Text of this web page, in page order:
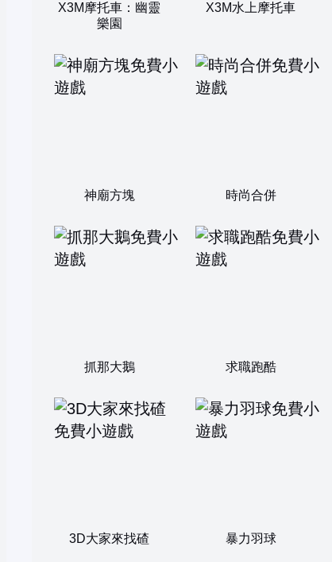
X3M摩托車：幽靈
樂園
X3M水上摩托車
神廟方塊 時尚合併
抓那大鵝 求職跑酷
3D大家來找碴 暴力羽球